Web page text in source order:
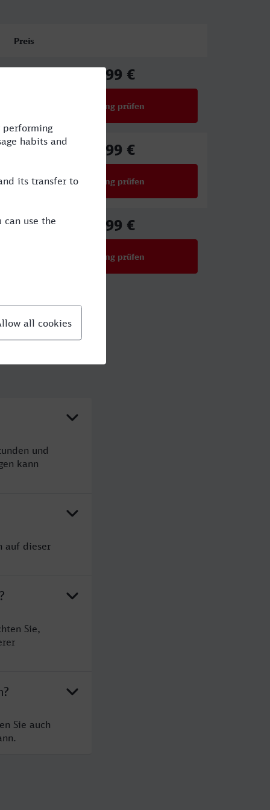
Preis
38,99 €
Verbindung prüfen
61,99 €
Verbindung prüfen
61,99 €
Verbindung prüfen
und
kann
auf dieser
Sie,
Sie auch